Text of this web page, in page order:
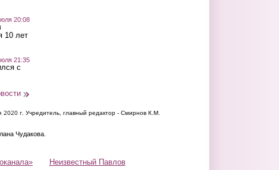
20:08
10 лет
21:35
с
2020 г. Учредитель, главный редактор - Смирнов К.М.
Чудакова.
Неизвестный Павлов